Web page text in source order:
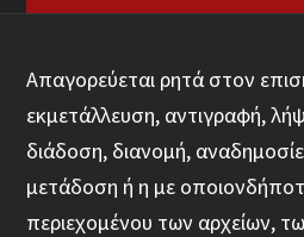
Απαγορεύεται ρητά στον
εκμετάλλευση, αντιγραφή,
διάδοση, διανομή,
μετάδοση ή η με
περιεχομένου των αρχείων,